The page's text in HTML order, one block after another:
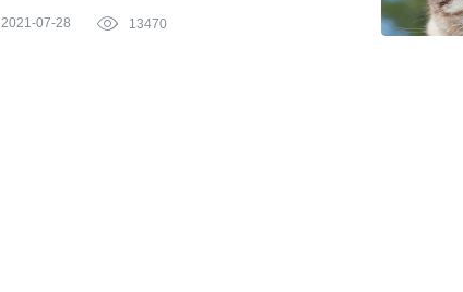
2021-07-28  13470